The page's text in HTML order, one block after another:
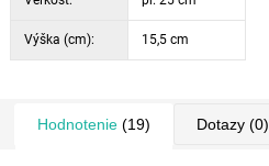
Výška (cm): 15,5 cm
Hodnotenie(19) Dotazy(0)